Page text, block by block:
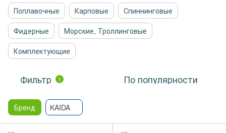
Поплавочные Карповые
Спиннинговые
Фидерные
Морские, Троллинговые
Комплектующие
Фильтр 1 По популярности
Бренд KAIDA